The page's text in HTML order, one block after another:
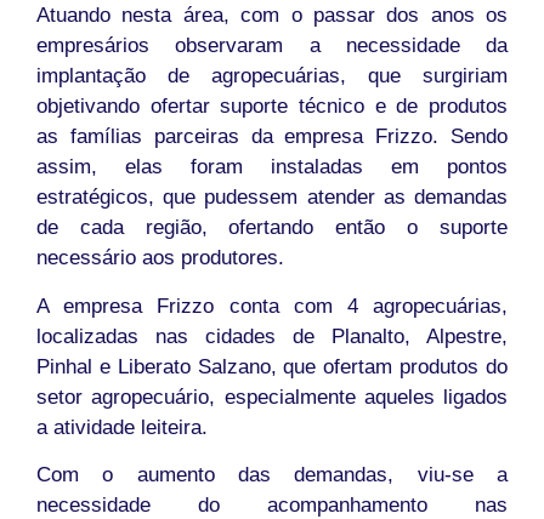
Atuando nesta área, com o passar dos anos os
empresários observaram a necessidade da
implantação de agropecuárias, que surgiriam
objetivando ofertar suporte técnico e de produtos
as famílias parceiras da empresa Frizzo. Sendo
assim, elas foram instaladas em pontos
estratégicos, que pudessem atender as demandas
de cada região, ofertando então o suporte
necessário aos produtores.
A empresa Frizzo conta com 4 agropecuárias,
localizadas nas cidades de Planalto, Alpestre,
Pinhal e Liberato Salzano, que ofertam produtos do
setor agropecuário, especialmente aqueles ligados
a atividade leiteira.
Com o aumento das demandas, viu-se a
necessidade do acompanhamento nas